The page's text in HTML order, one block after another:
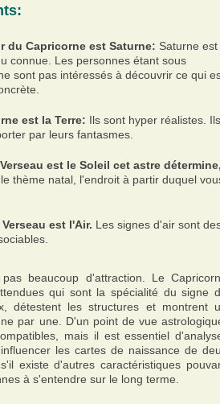
du Capricorne est Saturne: Saturne est
connue. Les personnes étant sous
sont pas intéressés à découvrir ce qui
est la Terre: Ils sont hyper réalistes. Ils
par leurs fantasmes.
est le Soleil cet astre
thème natal, l'endroit à partir duquel
est l'Air. Les signes d'air sont
beaucoup d'attraction. Le
qui sont la spécialité du signe
détestent les structures et montrent
par une. D'un point de vue
mais il est essentiel
les cartes de naissance de
existe d'autres caractéristiques
à s'entendre sur le long terme.